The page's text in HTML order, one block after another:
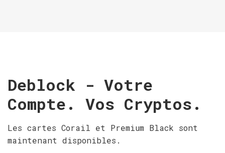
Deblock - Votre
Compte. Vos Cryptos.
Les cartes Corail et Premium Black sont
maintenant disponibles.